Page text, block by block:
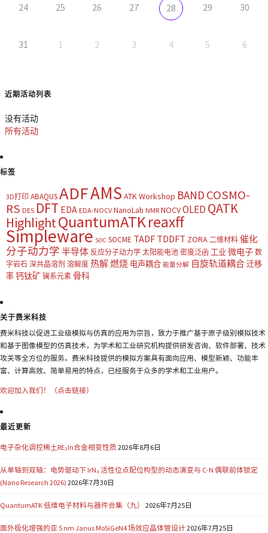
24 25 26 27 28 29 30
31 1 2 3 4 5 6
近期活动列表
没有活动
所有活动
标签
3D打印 ABAQUSADFAMS ATK Workshop BAND COSMO-
RS DES DFT EDA EDA-NOCV NanoLab NMR NOCVOLED QATK
HighlightQuantumATKreaxff
Simpleware SOC SOCME TADF TDDFT ZORA 二维材料 催化
分子动力学 半导体 反应分子动力学 太阳能电池 密度泛函 工业 微电子 数
字岩石 深共晶溶剂 溶解度 热解燃烧 电声耦合 能量分解 自旋轨道耦合迁移
率钙钛矿 镧系元素 骨科
关于费米科技
费米科技以促进工业级模拟与仿真的应用为宗旨，致力于推广基于原子级别模拟技术
和基于图像模型的仿真技术，为学术和工业研究机构提供研发咨询、软件部署、技术
攻关等全方位的服务。费米科技提供的模拟方案具有面向应用、模型新颖、功能丰
富、计算高效、简单易用的特点，已经服务于众多的学术和工业用户。
欢迎加入我们！（点击链接）
最近更新
电子杂化调控稀土RE₂In合金相变性质2026年8月6日
从单轴到双轴：电势驱动下 IrN₄ 活性位点配位构型的动态演变与 C-N 偶联前体锁定
(Nano Research 2026) 2026年7月30日
QuantumATK 低维电子材料与器件合集（九） 2026年7月25日
面外极化增强的亚 5 nm Janus MoSiGeN4 场效应晶体管设计2026年7月25日